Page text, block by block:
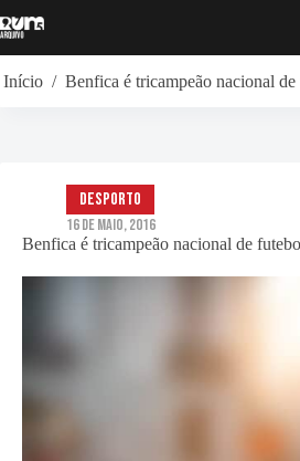
para
Início / Benfica é tricampeão nacional
Benfica é tricampeão nacional de
Desporto
16 de Maio, 2016